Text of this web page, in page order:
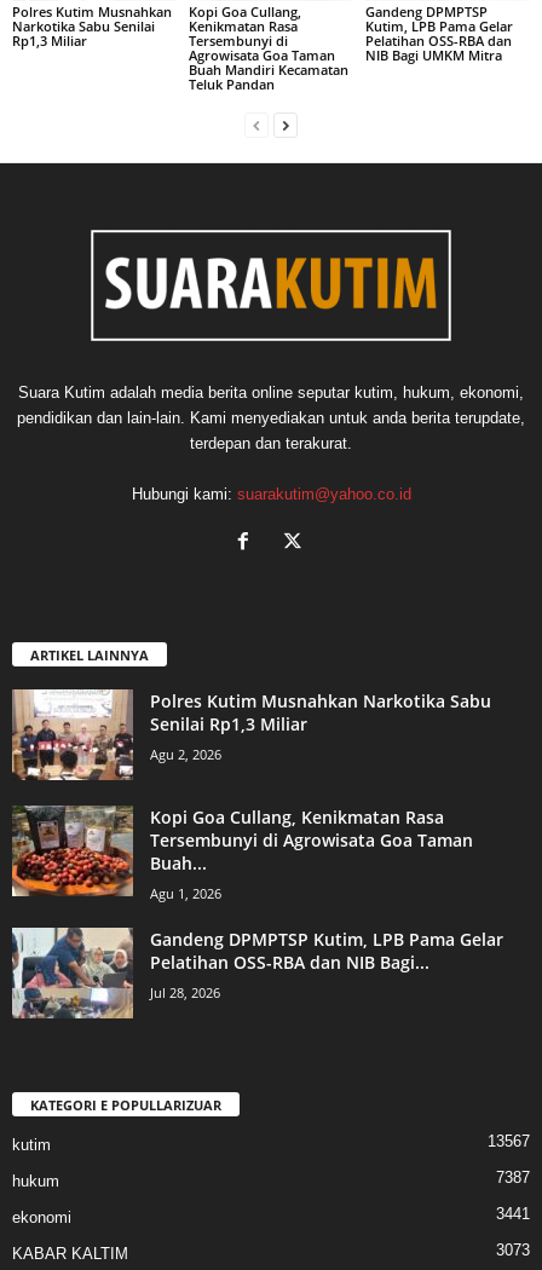
Polres Kutim Musnahkan
Narkotika Sabu Senilai
Rp1,3 Miliar
Kopi Goa Cullang,
Kenikmatan Rasa
Tersembunyi di
Agrowisata Goa Taman
Buah Mandiri Kecamatan
Teluk Pandan
Gandeng DPMPTSP
Kutim, LPB Pama Gelar
Pelatihan OSS-RBA dan
NIB Bagi UMKM Mitra
Suara Kutim adalah media berita online seputar kutim, hukum, ekonomi,
pendidikan dan lain-lain. Kami menyediakan untuk anda berita terupdate,
terdepan dan terakurat.
Hubungi kami: suarakutim@yahoo.co.id
ARTIKEL LAINNYA
Polres Kutim Musnahkan Narkotika Sabu
Senilai Rp1,3 Miliar
Agu 2, 2026
Kopi Goa Cullang, Kenikmatan Rasa
Tersembunyi di Agrowisata Goa Taman
Buah...
Agu 1, 2026
Gandeng DPMPTSP Kutim, LPB Pama Gelar
Pelatihan OSS-RBA dan NIB Bagi...
Jul 28, 2026
KATEGORI E POPULLARIZUAR
kutim 13567
hukum 7387
ekonomi 3441
KABAR KALTIM 3073